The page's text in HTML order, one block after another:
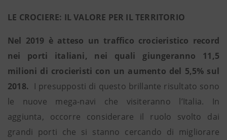
LE CROCIERE: IL VALORE PER IL TERRITORIO
Nel 2019 è atteso un traffico crocieristico record
nei porti italiani, nei quali giungeranno 11,5
milioni di crocieristi con un aumento del 5,5% sul
2018. I presupposti di questo brillante risultato sono
le nuove mega-navi che visiteranno l’Italia. In
aggiunta, occorre considerare il ruolo svolto dai
grandi porti che si stanno cercando di migliorare